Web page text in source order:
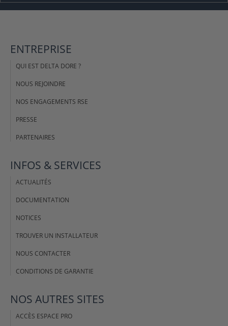
ENTREPRISE
QUI EST DELTA DORE ?
NOUS REJOINDRE
NOS ENGAGEMENTS RSE
PRESSE
PARTENAIRES
INFOS & SERVICES
ACTUALITÉS
DOCUMENTATION
NOTICES
TROUVER UN INSTALLATEUR
NOUS CONTACTER
CONDITIONS DE GARANTIE
NOS AUTRES SITES
ACCÈS ESPACE PRO